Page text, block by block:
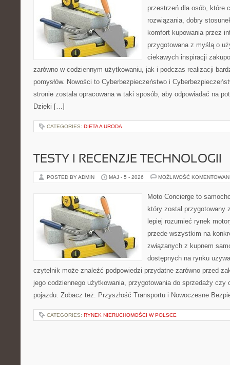
przestrzeń dla osób, które
rozwiązania, dobry
komfort kupowania przez
przygotowana z myślą o
ciekawych inspiracji
zarówno w codziennym użytkowaniu, jak i podczas realizacji
pomysłów. Nowości to Cyberbezpieczeństwo i
stronie została opracowana w taki sposób, aby odpowiadać na
Dzięki […]
CATEGORIES: DIETA A URODA
TESTY I RECENZJE TECHNOLOGII
POSTED BY ADMIN MAJ - 5 - 2026 MOŻLIWOŚĆ
Moto Concierge to
który został
lepiej rozumieć rynek
przede wszystkim na
związanych z kupnem
dostępnych na rynku
czytelnik może znaleźć podpowiedzi przydatne zarówno przed
jego codziennego użytkowania, przygotowania do sprzedaży czy
pojazdu. Zobacz też: Przyszłość Transportu i Nowoczesne
CATEGORIES: RYNEK NIERUCHOMOŚCI W POLSCE